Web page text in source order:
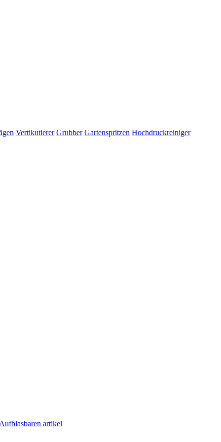
Vertikutierer Grubber Gartenspritzen Hochdruckreiniger
Aufblasbaren artikel